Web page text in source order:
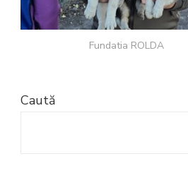
Fundatia ROLDA
Caută